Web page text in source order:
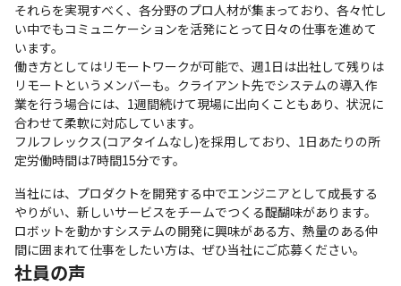
それらを実現すべく、各分野のプロ人材が集まっており、各々忙し
い中でもコミュニケーションを活発にとって日々の仕事を進めて
います。
働き方としてはリモートワークが可能で、週1日は出社して残りは
リモートというメンバーも。クライアント先でシステムの導入作
業を行う場合には、1週間続けて現場に出向くこともあり、状況に
合わせて柔軟に対応しています。
フルフレックス(コアタイムなし)を採用しており、1日あたりの所
定労働時間は7時間15分です。
当社には、プロダクトを開発する中でエンジニアとして成長する
やりがい、新しいサービスをチームでつくる醍醐味があります。
ロボットを動かすシステムの開発に興味がある方、熱量のある仲
間に囲まれて仕事をしたい方は、ぜひ当社にご応募ください。
社員の声